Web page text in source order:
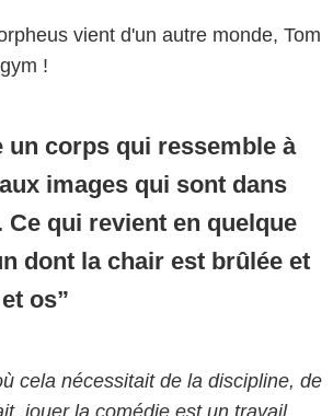
vient d'un autre monde, Tom
!
corps qui ressemble à
images qui sont dans
Ce qui revient en quelque
dont la chair est brûlée et
os
cela nécessitait de la discipline, de
jouer la comédie est un travail
© 2022